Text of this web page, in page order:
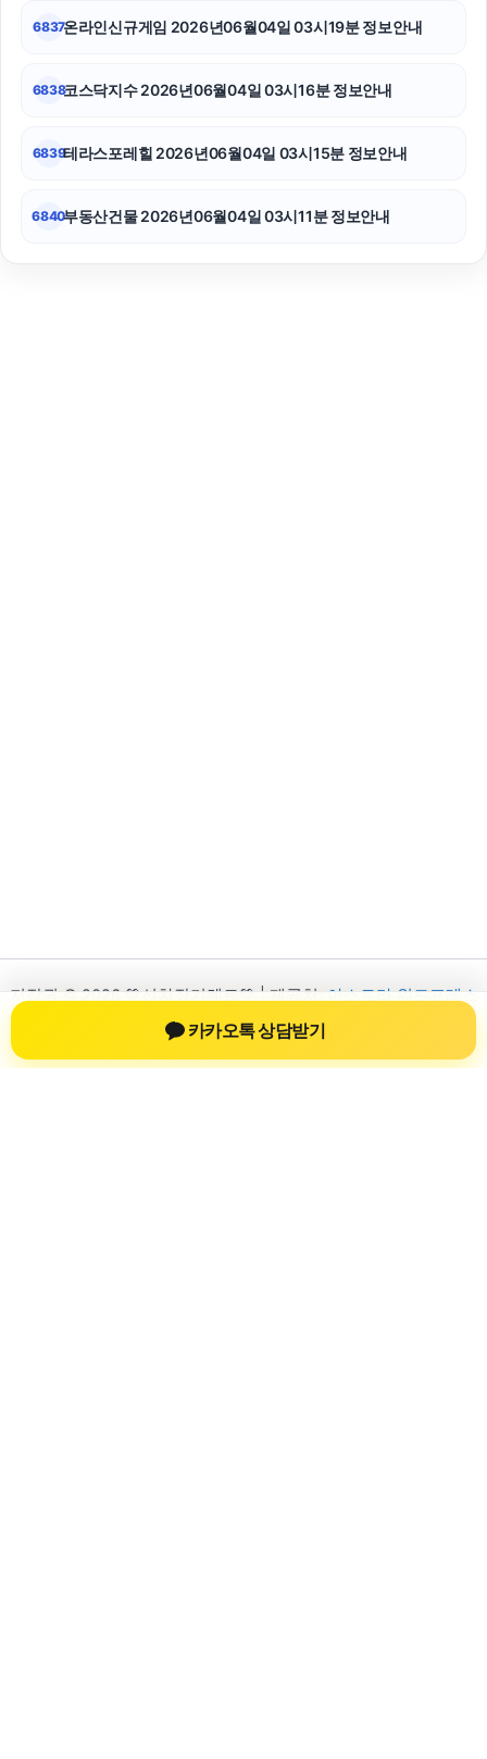
6837온라인신규게임 2026년06월04일 03시19분 정보안내
6838코스닥지수 2026년06월04일 03시16분 정보안내
6839테라스포레힐 2026년06월04일 03시15분 정보안내
6840부동산건물 2026년06월04일 03시11분 정보안내
저작권 © 2026 💚신차장기렌트💚 | 제공처:
아스트라 워드프레스
테마
카카오톡 상담받기